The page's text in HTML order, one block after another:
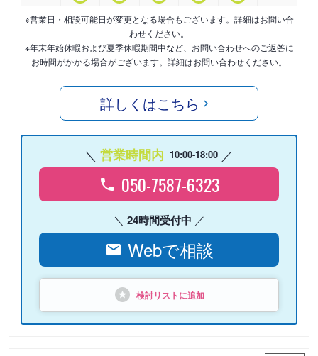
※営業日・相談可能日が変更となる場合もございます。詳細はお問い合
わせください。
※年末年始休暇および夏季休暇期間中など、お問い合わせへのご返答に
お時間がかかる場合がございます。詳細はお問い合わせください。
詳しくはこちら
営業時間内 10:00-18:00
050-7587-6323
24時間受付中
Webで相談
検討リストに追加